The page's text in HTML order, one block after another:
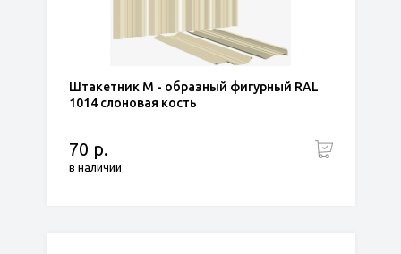
Штакетник М - образный фигурный RAL
1014 слоновая кость
70 р.
в наличии